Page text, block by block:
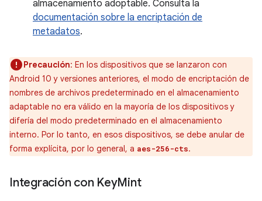
almacenamiento adoptable. Consulta la
documentación sobre la encriptación de
metadatos.
Precaución: En los dispositivos que se lanzaron con
Android 10 y versiones anteriores, el modo de encriptación de
nombres de archivos predeterminado en el almacenamiento
adaptable no era válido en la mayoría de los dispositivos y
difería del modo predeterminado en el almacenamiento
interno. Por lo tanto, en esos dispositivos, se debe anular de
forma explícita, por lo general, a aes-256-cts.
Integración con KeyMint